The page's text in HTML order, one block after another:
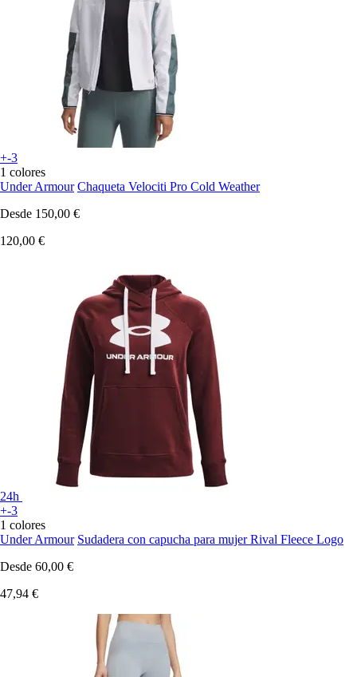
+-3
1 colores
Under Armour Chaqueta Velociti Pro Cold Weather
Desde 150,00 €
120,00 €
24h
+-3
1 colores
Under Armour Sudadera con capucha para mujer Rival Fleece Logo
Desde 60,00 €
47,94 €